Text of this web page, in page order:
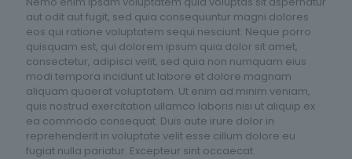
aut odit aut fugit, sed quia consequuntur magni dolores
eos qui ratione voluptatem sequi nesciunt. Neque porro
quisquam est, qui dolorem ipsum quia dolor sit amet,
consectetur, adipisci velit, sed quia non numquam eius
modi tempora incidunt ut labore et dolore magnam
aliquam quaerat voluptatem. Ut enim ad minim veniam,
quis nostrud exercitation ullamco laboris nisi ut aliquip ex
ea commodo consequat. Duis aute irure dolor in
reprehenderit in voluptate velit esse cillum dolore eu
fugiat nulla pariatur. Excepteur sint occaecat.